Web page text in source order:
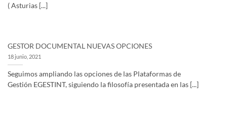
( Asturias [...]
GESTOR DOCUMENTAL NUEVAS OPCIONES
18 junio, 2021
Seguimos ampliando las opciones de las Plataformas de
Gestión EGESTINT, siguiendo la filosofía presentada en las [...]